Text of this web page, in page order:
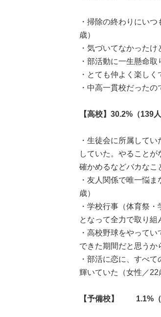
・掃除の終わりにい
歳）
・気づいてなかったけ
・部活動に一生懸命
・とても仲よく楽し
・中高一貫校だった
【高校】30.2%（139人
・生徒会に所属して
していた。やること
確かめるなどバカなこ
・友人関係で唯一悩
歳）
・学校行事（体育祭
となって全力で取り組
・高校野球をやって
できた期間だと思うか
・部活に恋に、すべ
輝いていた（女性／22
【予備校】 1.1%（